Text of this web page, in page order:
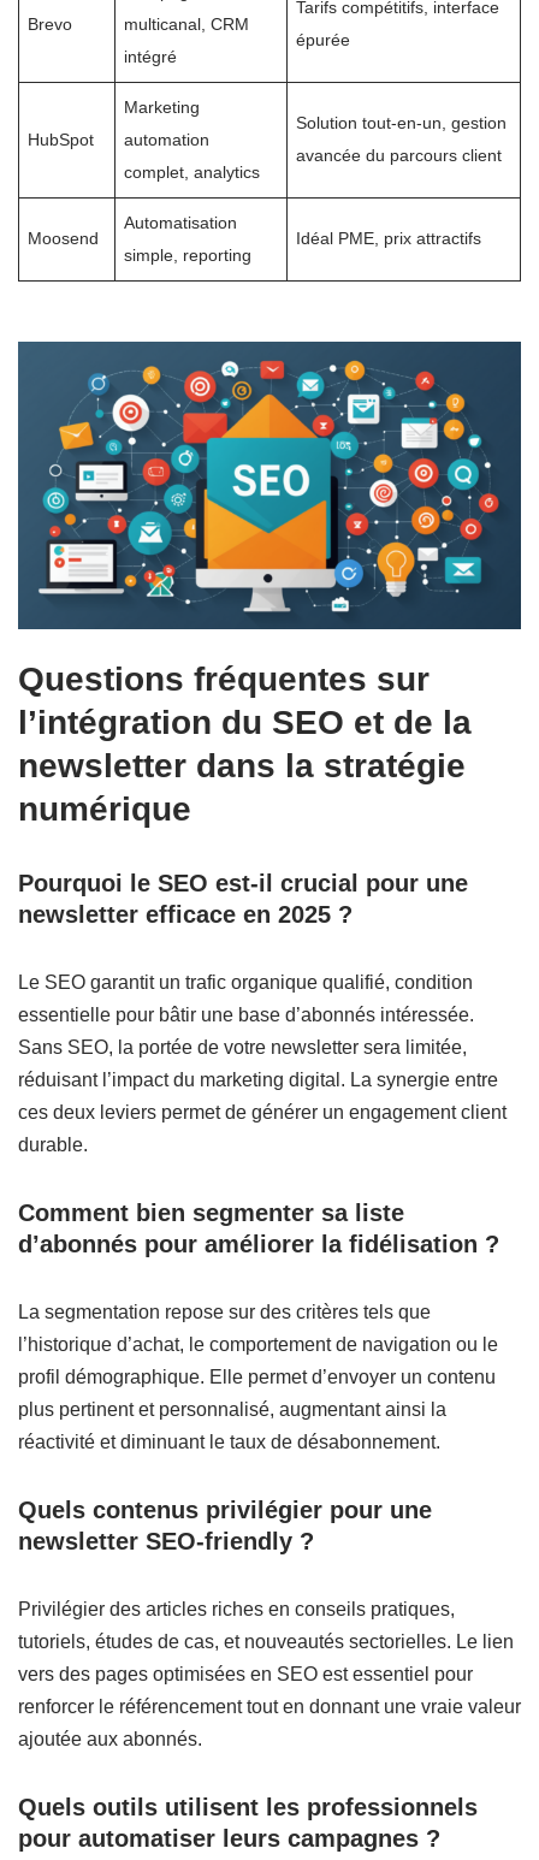
Brevo
multicanal, CRM
intégré
Tarifs compétitifs, interface
épurée
HubSpot
Marketing
automation
complet, analytics
Solution tout-en-un, gestion
avancée du parcours client
Moosend
Automatisation
simple, reporting
Idéal PME, prix attractifs
Questions fréquentes sur
l’intégration du SEO et de la
newsletter dans la stratégie
numérique
Pourquoi le SEO est-il crucial pour une
newsletter efficace en 2025 ?
Le SEO garantit un trafic organique qualifié, condition
essentielle pour bâtir une base d’abonnés intéressée.
Sans SEO, la portée de votre newsletter sera limitée,
réduisant l’impact du marketing digital. La synergie entre
ces deux leviers permet de générer un engagement client
durable.
Comment bien segmenter sa liste
d’abonnés pour améliorer la fidélisation ?
La segmentation repose sur des critères tels que
l’historique d’achat, le comportement de navigation ou le
profil démographique. Elle permet d’envoyer un contenu
plus pertinent et personnalisé, augmentant ainsi la
réactivité et diminuant le taux de désabonnement.
Quels contenus privilégier pour une
newsletter SEO-friendly ?
Privilégier des articles riches en conseils pratiques,
tutoriels, études de cas, et nouveautés sectorielles. Le lien
vers des pages optimisées en SEO est essentiel pour
renforcer le référencement tout en donnant une vraie valeur
ajoutée aux abonnés.
Quels outils utilisent les professionnels
pour automatiser leurs campagnes ?